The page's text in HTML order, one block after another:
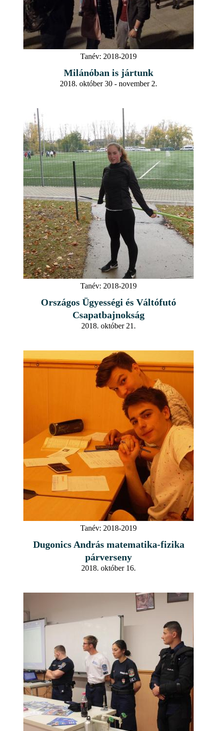
Tanév: 2018-2019
Milánóban is jártunk
2018. október 30 - november 2.
Tanév: 2018-2019
Országos Ügyességi és Váltófutó
Csapatbajnokság
2018. október 21.
Tanév: 2018-2019
Dugonics András matematika-fizika
párverseny
2018. október 16.